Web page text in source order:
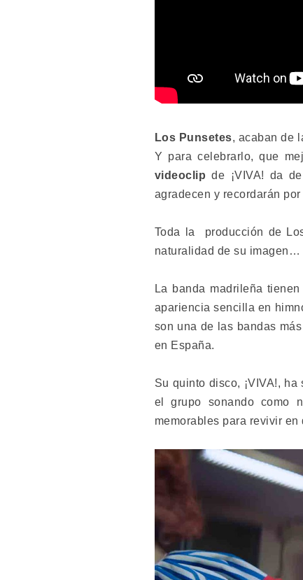
Los Punsetes, acaban de
Y para celebrarlo, que
videoclip de ¡VIVA! da
agradecen y recordarán
Toda la producción de
naturalidad de su imagen…
La banda madrileña
apariencia sencilla en
son una de las bandas
en España.
Su quinto disco, ¡VIVA!, ha
el grupo sonando como
memorables para revivir en